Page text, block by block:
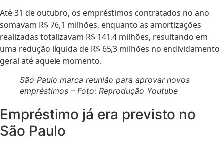
Até 31 de outubro, os empréstimos contratados no ano
somavam R$ 76,1 milhões, enquanto as amortizações
realizadas totalizavam R$ 141,4 milhões, resultando em
uma redução líquida de R$ 65,3 milhões no endividamento
geral até aquele momento.
São Paulo marca reunião para aprovar novos
empréstimos – Foto: Reprodução Youtube
Empréstimo já era previsto no
São Paulo